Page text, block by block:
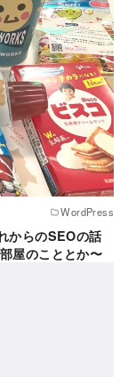
WordPress
からのSEOの話
屋のこととか〜